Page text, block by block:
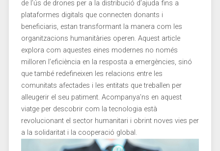
de⁣ l’ús de drones per a‌ la distribució d’ajuda fins a⁣
plataformes digitals que connecten donants i
beneficiaris, estan transformant la manera com les
organitzacions humanitàries operen. Aquest article
explora com ⁤aquestes eines modernes no només
milloren l’eficiència en la resposta a emergències, sinó
que també redefineixen les relacions entre ‍les
comunitats afectades⁣ i les entitats que treballen per ​
alleugerir el seu patiment. Acompanya’ns en aquest
viatge per descobrir com la tecnologia està
revolucionant el sector humanitari i obrint noves vies per
a la solidaritat i la cooperació global.